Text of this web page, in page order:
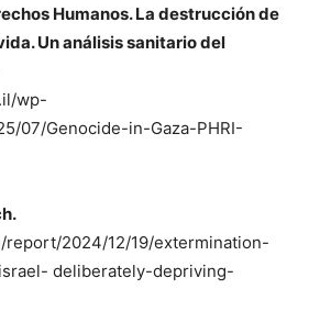
Humanos. La destrucción de
Un análisis sanitario del
wp-
07/Genocide-in-Gaza-PHRI-
report/2024/12/19/extermination-
deliberately-depriving-